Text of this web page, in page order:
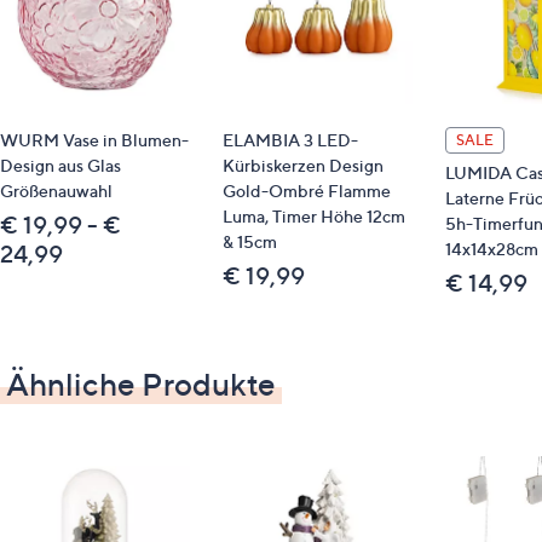
Packstation oder ins Ausland lieferbar.
WURM Vase in Blumen-
Design aus Glas
Größenauwahl
€ 19,99 - €
24,99
ELAMBIA 3 LED-
Kürbiskerzen Design
Gold-Ombré Flamme
Luma, Timer Höhe 12cm
& 15cm
€ 19,99
SALE
LUMIDA
Laterne
5h-
14x14x28cm
€ 14,99
Ähnliche Produkte